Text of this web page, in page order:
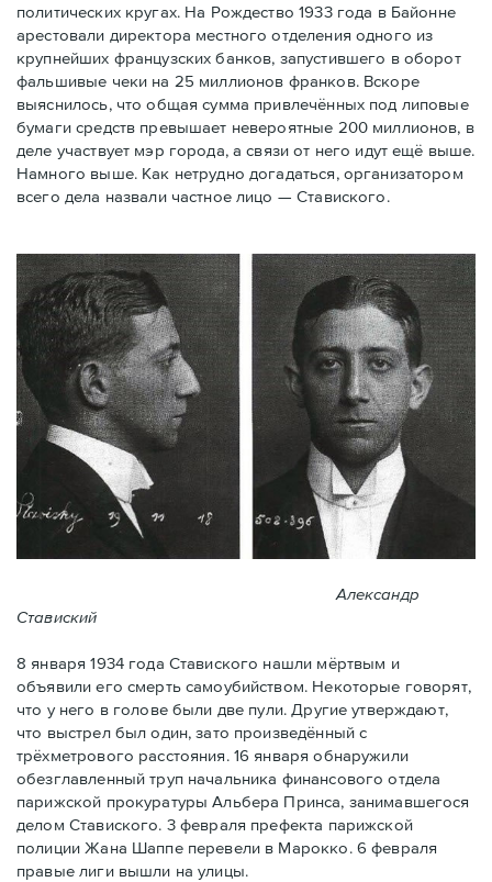
политических кругах. На Рождество 1933 года в Байoнне
арестовали директора местного отделения одного из
крупнейших французских банков, запустившего в оборот
фальшивые чеки на 25 миллионов франков. Вскоре
выяснилось, что общая сумма привлечённых под липовые
бумаги средств превышает невероятные 200 миллионов, в
деле участвует мэр города, a связи от него идут ещё выше.
Намного выше. Как нетрудно догадаться, организатором
всего дела назвали частное лицо — Ставиского.
Александр
Ставиский
8 января 1934 года Ставиского нашли мёртвым и
объявили его смерть самоубийством. Некоторые говорят,
что у него в голове были две пули. Другие утверждают,
что выстрел был один, зато произведённый с
трёхметровoго расстояния. 16 января обнаружили
обезглавленный труп начальника финансового отдела
парижской прокуратуры Альбера Принса, занимавшегося
делом Cтавиского. 3 февраля префекта парижской
полиции Жана Шаппе перевели в Марокко. 6 февраля
правые лиги вышли на улицы.